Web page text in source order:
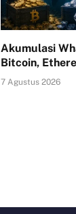
Akumulasi
Bitcoin,
7 Agustus 2026